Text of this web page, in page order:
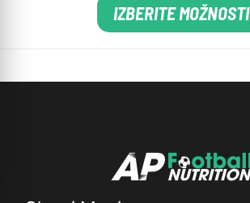
IZBERITE MOŽNOSTI